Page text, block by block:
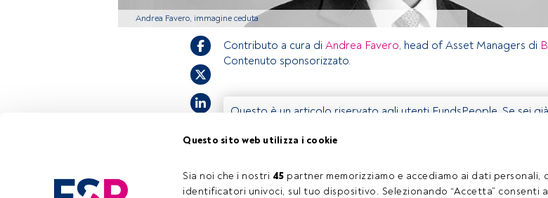
Questo sito web utilizza i cookie
Sia noi che i nostri 45 partner memorizziamo e accediamo ai dati personali,
identificatori univoci, sul tuo dispositivo. Selezionando “Accetta” consenti
Andrea Favero, immagine ceduta
Contributo a cura di Andrea Favero, head of Asset Managers di
Contenuto sponsorizzato.
Questo è un articolo riservato agli utenti FundsPeople. Se sei
registrarti per scoprire tutti i contenuti che FundsPeople ha da